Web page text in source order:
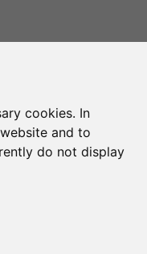
cookies. In
and to
do not display
Survey